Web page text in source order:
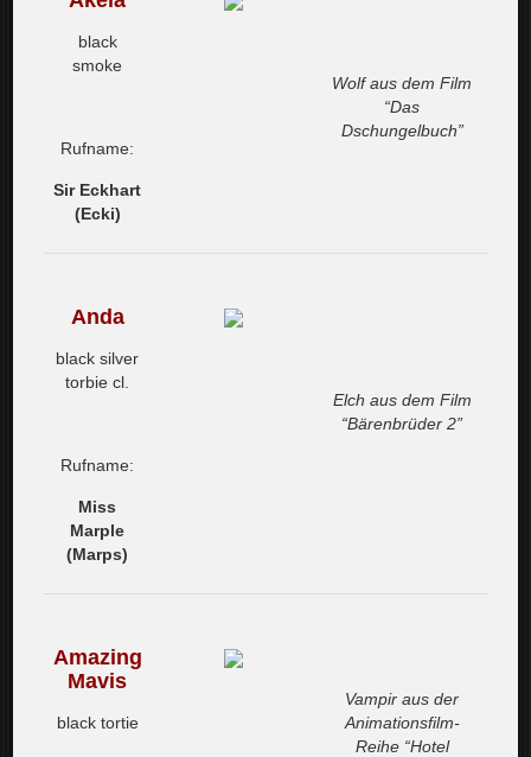
black
smoke
Rufname:
Sir Eckhart
(Ecki)
Wolf aus dem Film
“Das
Dschungelbuch”
Anda
black silver
torbie cl.
Rufname:
Miss
Marple
(Marps)
Elch aus dem Film
“Bärenbrüder 2”
Amazing
Mavis
black tortie
Vampir aus der
Animationsfilm-
Reihe “Hotel